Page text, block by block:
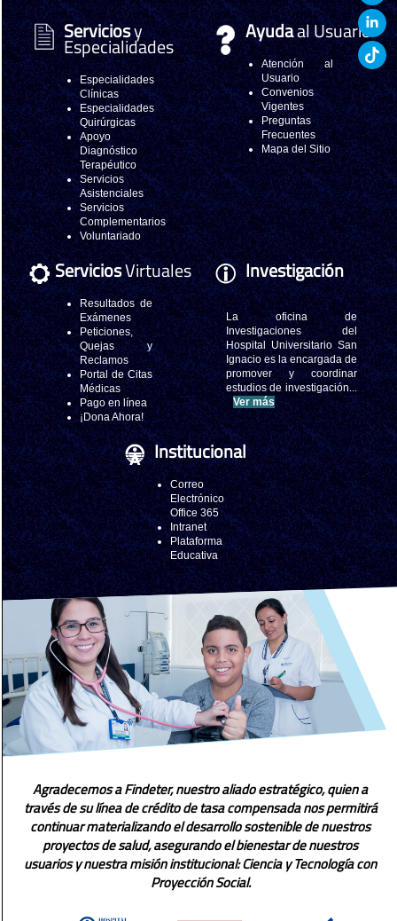
Serviciosy
Especialidades
Especialidades
Clínicas
Especialidades
Quirúrgicas
Apoyo
Diagnóstico
Terapéutico
Servicios
Asistenciales
Servicios
Complementarios
Voluntariado
Ayudaal Usuario
Atención al
Usuario
Convenios
Vigentes
Preguntas
Frecuentes
Mapa del Sitio
ServiciosVirtuales
Resultados de
Exámenes
Peticiones,
Quejas y
Reclamos
Portal de Citas
Médicas
Pago en línea
¡Dona Ahora!
Investigación
La oficina de
Investigaciones del
Hospital Universitario San
Ignacio es la encargada de
promover y coordinar
estudios de investigación...
Ver más
Institucional
Correo
Electrónico
Office 365
Intranet
Plataforma
Educativa
Agradecemos a Findeter, nuestro aliado estratégico, quien a
través de su línea de crédito de tasa compensada nos permitirá
continuar materializando el desarrollo sostenible de nuestros
proyectos de salud, asegurando el bienestar de nuestros
usuarios y nuestra misión institucional: Ciencia y Tecnología con
Proyección Social.